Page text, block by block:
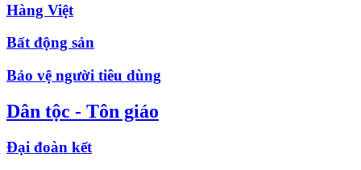
Hàng Việt
Bất động sản
Bảo vệ người tiêu dùng
Dân tộc - Tôn giáo
Đại đoàn kết